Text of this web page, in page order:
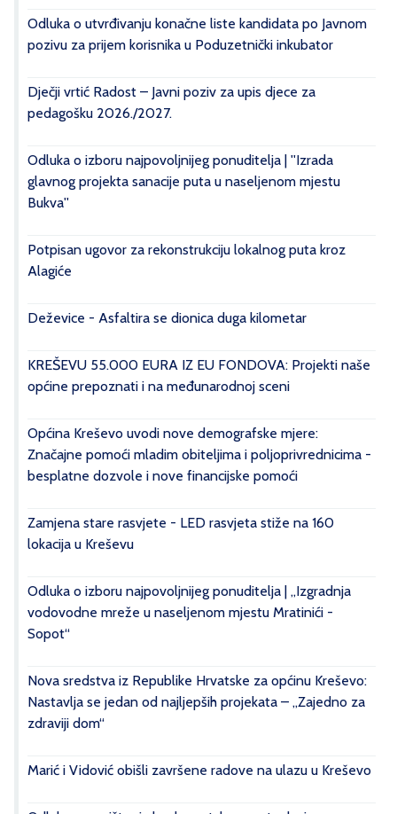
Odluka o utvrđivanju konačne liste kandidata po Javnom
pozivu za prijem korisnika u Poduzetnički inkubator
Dječji vrtić Radost – Javni poziv za upis djece za
pedagošku 2026./2027.
Odluka o izboru najpovoljnijeg ponuditelja | ''Izrada
glavnog projekta sanacije puta u naseljenom mjestu
Bukva''
Potpisan ugovor za rekonstrukciju lokalnog puta kroz
Alagiće
Deževice - Asfaltira se dionica duga kilometar
KREŠEVU 55.000 EURA IZ EU FONDOVA: Projekti naše
općine prepoznati i na međunarodnoj sceni
Općina Kreševo uvodi nove demografske mjere:
Značajne pomoći mladim obiteljima i poljoprivrednicima -
besplatne dozvole i nove financijske pomoći
Zamjena stare rasvjete - LED rasvjeta stiže na 160
lokacija u Kreševu
Odluka o izboru najpovoljnijeg ponuditelja | „Izgradnja
vodovodne mreže u naseljenom mjestu Mratinići -
Sopot“
Nova sredstva iz Republike Hrvatske za općinu Kreševo:
Nastavlja se jedan od najljepših projekata – „Zajedno za
zdraviji dom“
Marić i Vidović obišli završene radove na ulazu u Kreševo